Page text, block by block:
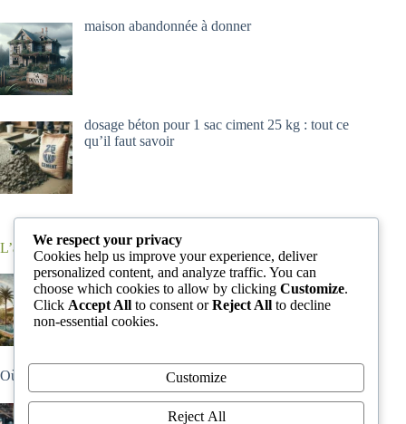
maison abandonnée à donner
dosage béton pour 1 sac ciment 25 kg : tout ce
qu’il faut savoir
L’actus constructeur de maison
pourquoi séjourner à la villa comporta alma da
comporta ?
Où commander un portail en PVC ?
Salon de l’Habitat 2024
We respect your privacy
Cookies help us improve your experience, deliver
personalized content, and analyze traffic. You can
choose which cookies to allow by clicking Customize.
Click Accept All to consent orReject All to decline
non-essential cookies.
Customize
Reject All